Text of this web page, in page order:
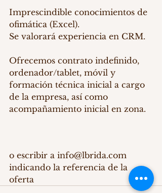
Imprescindible conocimientos de
ofimática (Excel).
Se valorará experiencia en CRM.
Ofrecemos contrato indefinido,
ordenador/tablet, móvil y
formación técnica inicial a cargo
de la empresa, así como
acompañamiento inicial en zona.
o escribir a info@lbrida.com
indicando la referencia de la
oferta